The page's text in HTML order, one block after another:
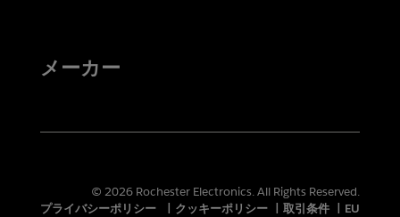
メーカー
© 2026 Rochester Electronics. All Rights Reserved.
プライバシーポリシー
クッキーポリシー 取引条件
EU